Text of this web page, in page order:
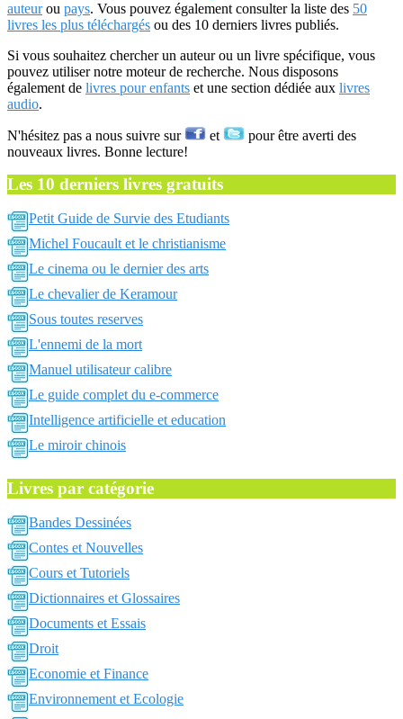
auteurou pays. Vous pouvez également consulter la liste des 50
livres les plus téléchargés ou des 10 derniers livres publiés.
Si vous souhaitez chercher un auteur ou un livre spécifique, vous
pouvez utiliser notre moteur de recherche. Nous disposons
également de livres pour enfants et une section dédiée aux livres
audio.
N'hésitez pas a nous suivre sur et
pour être averti des
nouveaux livres. Bonne lecture!
Les 10 derniers livres gratuits
Petit Guide de Survie des Etudiants
Michel Foucault et le christianisme
Le cinema ou le dernier des arts
Le chevalier de Keramour
Sous toutes reserves
L'ennemi de la mort
Manuel utilisateur calibre
Le guide complet du e-commerce
Intelligence artificielle et education
Le miroir chinois
Livres par catégorie
Bandes Dessinées
Contes et Nouvelles
Cours et Tutoriels
Dictionnaires et Glossaires
Documents et Essais
Droit
Economie et Finance
Environnement et Ecologie